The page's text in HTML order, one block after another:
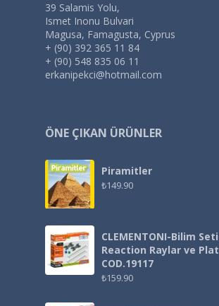
39 Salamis Yolu,
Ismet Inonu Bulvari
Magusa, Famagusta, Cyprus
+ (90) 392 365 11 84
+ (90) 548 835 06 11
erkanipekci@hotmail.com
ÖNE ÇIKAN ÜRÜNLER
Piramitler
₺149.90
CLEMENTONI-Bilim
Reaction Raylar ve
COD.19117
₺159.90